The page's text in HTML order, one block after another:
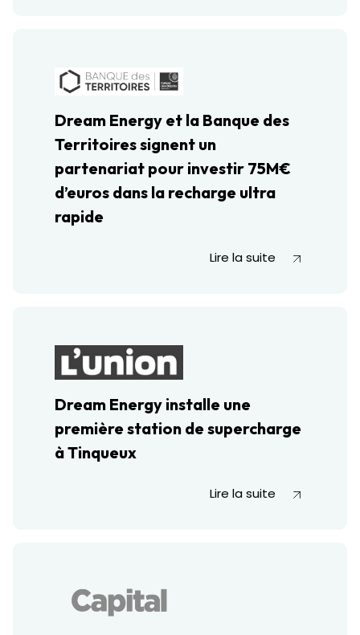
Dream Energy et la Banque des
Territoires signent un
partenariat pour investir 75M€
d’euros dans la recharge ultra
rapide
Lire la suite
Dream Energy installe une
première station de supercharge
à Tinqueux
Lire la suite